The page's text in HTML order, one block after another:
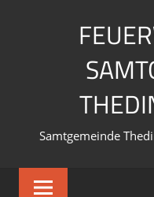
Samtgemeinde